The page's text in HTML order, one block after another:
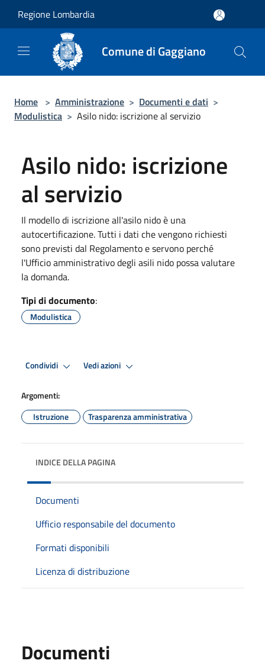
Regione Lombardia
Comune di Gaggiano
Home > Amministrazione > Documenti e dati >
Modulistica > Asilo nido: iscrizione al servizio
Asilo nido: iscrizione
al servizio
Il modello di iscrizione all'asilo nido è una
autocertificazione. Tutti i dati che vengono richiesti
sono previsti dal Regolamento e servono perché
l'Ufficio amministrativo degli asili nido possa valutare
la domanda.
Tipi di documento:
Modulistica
Condividi Vedi azioni
Argomenti:
Istruzione
Trasparenza amministrativa
INDICE DELLA PAGINA
Documenti
Ufficio responsabile del documento
Formati disponibili
Licenza di distribuzione
Documenti